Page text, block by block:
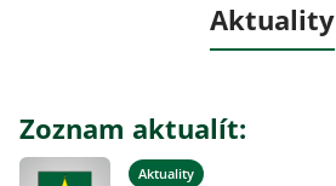
Aktuality
Zoznam aktualít:
Aktuality